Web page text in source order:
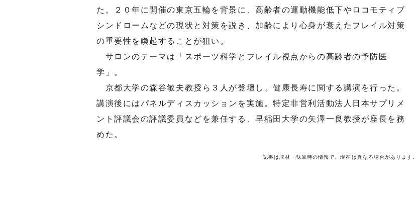
た。２０年に開催の東京五輪を背景に、高齢者の運動機能低下やロコモティブ
シンドロームなどの現状と対策を説き、加齢により心身が衰えたフレイル対策
の重要性を喚起することが狙い。
サロンのテーマは「スポーツ科学とフレイル視点からの高齢者の予防医
学」。
京都大学の森谷敏夫教授ら３人が登壇し、健康長寿に関する講演を行った。
講演後にはパネルディスカッションを実施。特定非営利活動法人日本サプリメ
ント評議会の評議委員などを兼任する、早稲田大学の矢澤一良教授が座長を務
めた。
記事は取材・執筆時の情報で、現在は異なる場合があります。